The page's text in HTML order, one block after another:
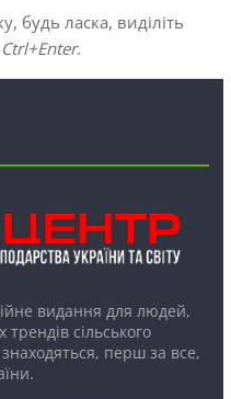
ласка, виділіть
Ctrl+Enter.
видання для людей,
трендів сільського
перш за все,